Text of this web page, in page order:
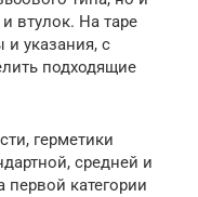
втулок. На таре
и указания, с
подходящие
герметики
средней и
категории